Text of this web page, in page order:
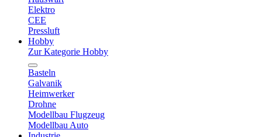
Elektro
CEE
Pressluft
Hobby
Zur Kategorie Hobby
Basteln
Galvanik
Heimwerker
Drohne
Modellbau Flugzeug
Modellbau Auto